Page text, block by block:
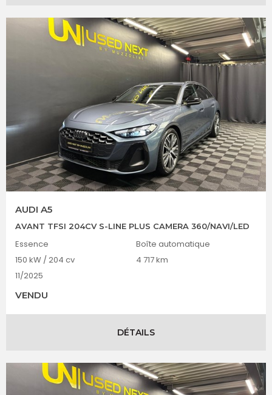
AUDI A5
AVANT TFSI 204CV S-LINE PLUS CAMERA 360/NAVI/LED
Essence
Boîte automatique
150 kW / 204 cv
4 717 km
11/2025
VENDU
DÉTAILS